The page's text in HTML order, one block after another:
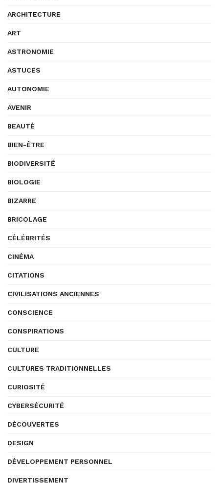
ARCHITECTURE
ART
ASTRONOMIE
ASTUCES
AUTONOMIE
AVENIR
BEAUTÉ
BIEN-ÊTRE
BIODIVERSITÉ
BIOLOGIE
BIZARRE
BRICOLAGE
CÉLÉBRITÉS
CINÉMA
CITATIONS
CIVILISATIONS ANCIENNES
CONSCIENCE
CONSPIRATIONS
CULTURE
CULTURES TRADITIONNELLES
CURIOSITÉ
CYBERSÉCURITÉ
DÉCOUVERTES
DESIGN
DÉVELOPPEMENT PERSONNEL
DIVERTISSEMENT